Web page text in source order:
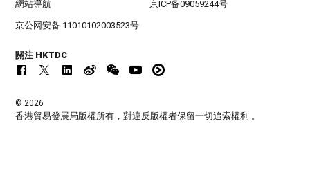
網站導航 京ICP备09059244号
京公网安备 11010102003523号
關注 HKTDC
© 2026
香港貿易發展局版權所有，對違反版權者保留一切追索權利 。